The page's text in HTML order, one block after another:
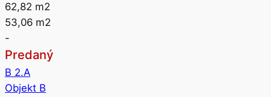
62,82 m2
53,06 m2
-
Predaný
B 2.A
Objekt B